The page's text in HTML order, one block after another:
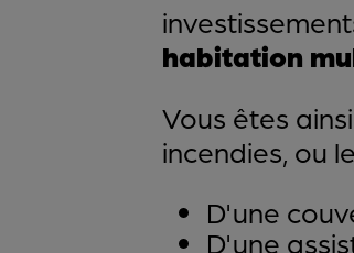
habitation
Vous êtes
incendies, ou
D'une
D'une